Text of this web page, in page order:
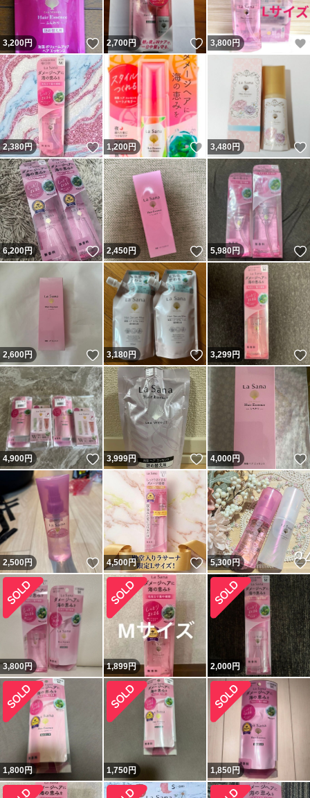
3,200円 いいね！
2,700円 いいね！
3,800円
2,380円 いいね！
1,200円 いいね！
3,480円
6,200円 いいね！
2,450円 いいね！
5,980円
2,600円 いいね！
3,180円 いいね！
3,299円
4,900円 いいね！
3,999円 いいね！
4,000円
2,500円 いいね！
4,500円 いいね！
5,300円
3,800円 1,899円 2,000円
1,800円 1,750円 1,850円